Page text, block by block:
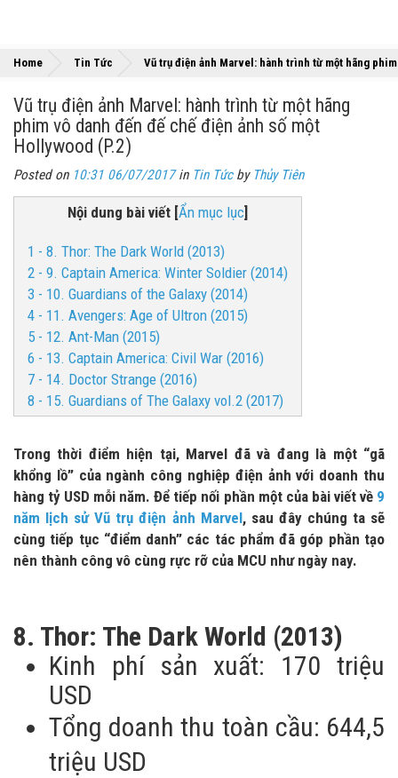
Home Tin Tức Vũ trụ điện ảnh Marvel: hành trình từ một hãng
Vũ trụ điện ảnh Marvel: hành trình từ một hãng
phim vô danh đến đế chế điện ảnh số một
Hollywood (P.2)
Posted on 10:31 06/07/2017in Tin Tứcby Thủy Tiên
Nội dung bài viết [Ẩn mục lục]
1 - 8. Thor: The Dark World (2013)
2 - 9. Captain America: Winter Soldier (2014)
3 - 10. Guardians of the Galaxy (2014)
4 - 11. Avengers: Age of Ultron (2015)
5 - 12. Ant-Man (2015)
6 - 13. Captain America: Civil War (2016)
7 - 14. Doctor Strange (2016)
8 - 15. Guardians of The Galaxy vol.2 (2017)
Trong thời điểm hiện tại, Marvel đã và đang là một “gã
khổng lồ” của ngành công nghiệp điện ảnh với doanh thu
hàng tỷ USD mỗi năm. Để tiếp nối phần một của bài viết về 9
năm lịch sử Vũ trụ điện ảnh Marvel, sau đây chúng ta sẽ
cùng tiếp tục “điểm danh” các tác phẩm đã góp phần tạo
nên thành công vô cùng rực rỡ của MCU như ngày nay.
8. Thor: The Dark World (2013)
Kinh phí sản xuất: 170 triệu
USD
Tổng doanh thu toàn cầu: 644,5
triệu USD